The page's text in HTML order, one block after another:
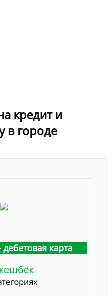
кредит и
в городе
карта